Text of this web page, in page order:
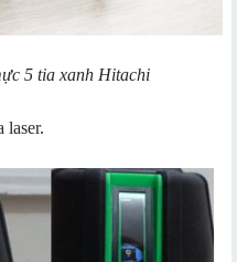
5 tia xanh Hitachi
laser.